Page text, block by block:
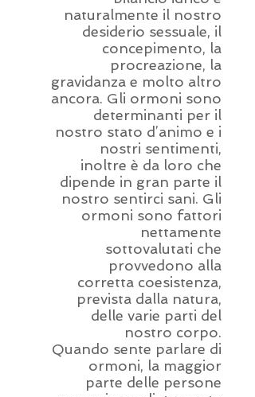
naturalmente il nostro
desiderio sessuale, il
concepimento, la
procreazione, la
gravidanza e molto altro
ancora. Gli ormoni sono
determinanti per il
nostro stato d’animo e i
nostri sentimenti,
inoltre è da loro che
dipende in gran parte il
nostro sentirci sani. Gli
ormoni sono fattori
nettamente
sottovalutati che
provvedono alla
corretta coesistenza,
prevista dalla natura,
delle varie parti del
nostro corpo.
Quando sente parlare di
ormoni, la maggior
parte delle persone